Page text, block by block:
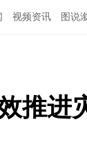
视频资讯 图说
推进